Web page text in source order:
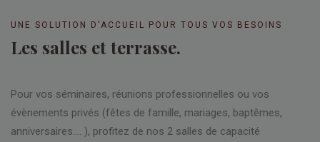
UNE SOLUTION D'ACCUEIL POUR TOUS VOS BESOINS
Les salles et terrasse.
Pour vos séminaires, réunions professionnelles ou vos
évènements privés (fêtes de famille, mariages, baptêmes,
anniversaires…. ), profitez de nos 2 salles de capacité